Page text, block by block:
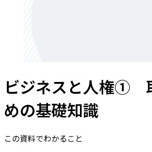
ビジネスと人権①
めの基礎知識
この資料でわかること